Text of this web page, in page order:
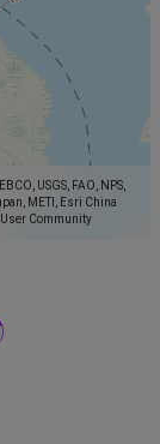
USGS, FAO, NPS,
METI, Esri China
Community